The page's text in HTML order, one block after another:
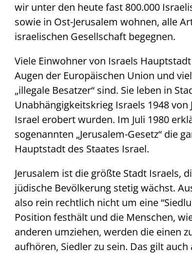
wir unter den heute fast 800.000
sowie in Ost-Jerusalem wohnen, alle
israelischen Gesellschaft begegnen.
Viele Einwohner von Israels
Augen der Europäischen Union und
„illegale Besatzer“ sind. Sie leben in
Unabhängigkeitskrieg Israels 1948
Israel erobert wurden. Im Juli 1980
sogenannten „Jerusalem-Gesetz“ die
Hauptstadt des Staates Israel.
Jerusalem ist die größte Stadt Israels,
jüdische Bevölkerung stetig wächst.
also rein rechtlich nicht um eine
Position festhält und die Menschen,
anderen umziehen, werden die einen
aufhören, Siedler zu sein. Das gilt